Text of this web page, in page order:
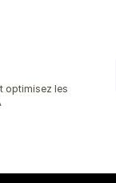
optimisez les